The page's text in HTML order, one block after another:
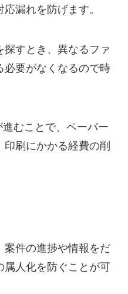
漏れを防げます。
すとき、異なるファ
必要がなくなるので時
むことで、ペーパー
刷にかかる経費の削
案件の進捗や情報をだ
属人化を防ぐことが可